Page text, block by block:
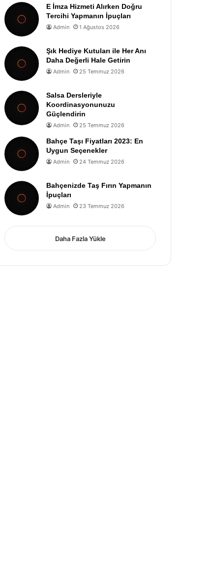
E İmza Hizmeti Alırken Doğru
Tercihi Yapmanın İpuçları
Admin 1 Ağustos 2026
Şık Hediye Kutuları ile Her Anı
Daha Değerli Hale Getirin
Admin 25 Temmuz 2026
Salsa Dersleriyle
Koordinasyonunuzu
Güçlendirin
Admin 25 Temmuz 2026
Bahçe Taşı Fiyatları 2023: En
Uygun Seçenekler
Admin 24 Temmuz 2026
Bahçenizde Taş Fırın Yapmanın
İpuçları
Admin 23 Temmuz 2026
Daha Fazla Yükle